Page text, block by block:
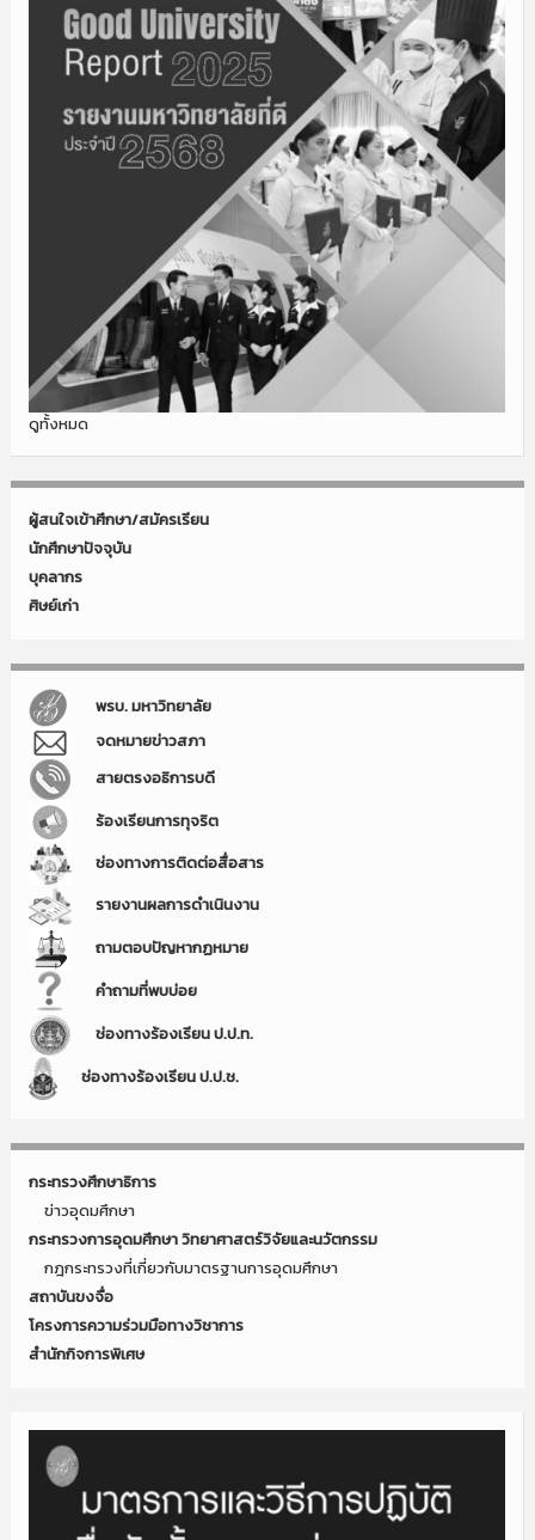
ดูทั้งหมด
ผู้สนใจเข้าศึกษา/สมัครเรียน
นักศึกษาปัจจุบัน
บุคลากร
ศิษย์เก่า
พรบ. มหาวิทยาลัย
จดหมายข่าวสภา
สายตรงอธิการบดี
ร้องเรียนการทุจริต
ช่องทางการติดต่อสื่อสาร
รายงานผลการดำเนินงาน
ถามตอบปัญหากฏหมาย
คำถามที่พบบ่อย
ช่องทางร้องเรียน ป.ป.ท.
ช่องทางร้องเรียน ป.ป.ช.
กระทรวงศึกษาธิการ
ข่าวอุดมศึกษา
กระทรวงการอุดมศึกษา วิทยาศาสตร์วิจัยและนวัตกรรม
กฎกระทรวงที่เกี่ยวกับมาตรฐานการอุดมศึกษา
สถาบันขงจื่อ
โครงการความร่วมมือทางวิชาการ
สำนักกิจการพิเศษ